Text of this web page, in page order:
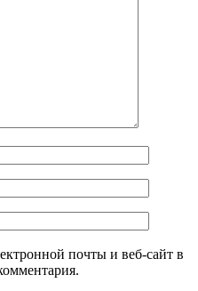
почты и веб-сайт в